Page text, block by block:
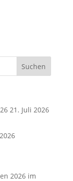
21. Juli 2026
2026 im